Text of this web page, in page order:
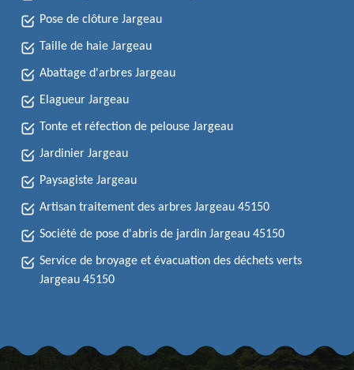
Pose de clôture Jargeau
Taille de haie Jargeau
Abattage d'arbres Jargeau
Elagueur Jargeau
Tonte et réfection de pelouse Jargeau
Jardinier Jargeau
Paysagiste Jargeau
Artisan traitement des arbres Jargeau 45150
Société de pose d'abris de jardin Jargeau 45150
Service de broyage et évacuation des déchets verts
Jargeau 45150